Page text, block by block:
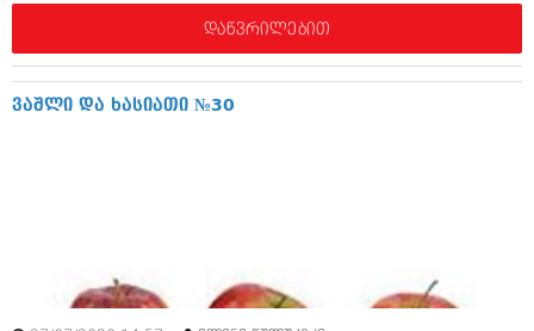
აპრილი 2013 (304)
თებერვალი 2013 (204)
ივლისი 2012 (322)
ივნისი 2012 (282)
მაისი 2012 (240)
დაწვრილებით
ვაშლი და ხასიათი №30